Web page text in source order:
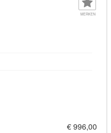
MERKEN
Joomla Basic (10931196)
€ 996,00